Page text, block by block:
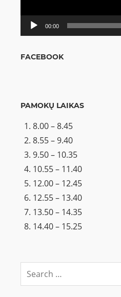
00:00
FACEBOOK
PAMOKŲ LAIKAS
8.00 – 8.45
8.55 – 9.40
9.50 – 10.35
10.55 – 11.40
12.00 – 12.45
12.55 – 13.40
13.50 – 14.35
14.40 – 15.25